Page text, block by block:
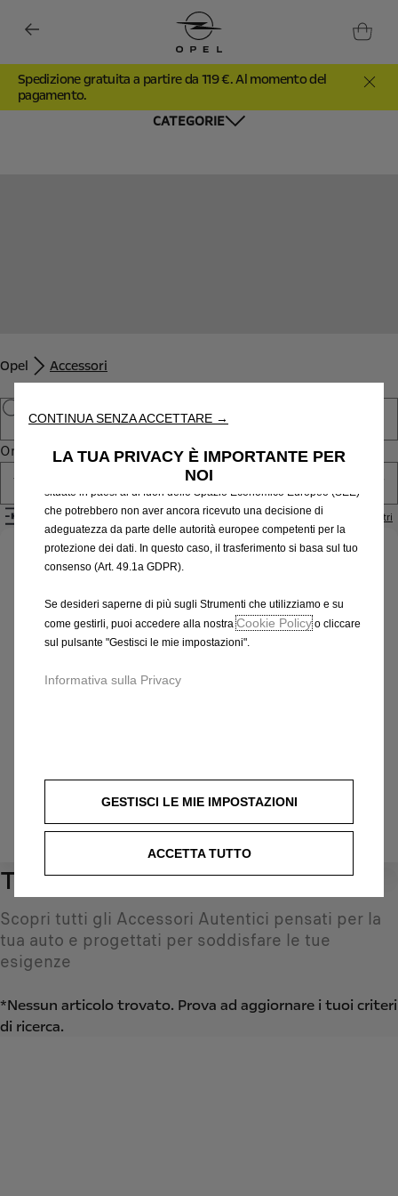
Spedizione gratuita a partire da 119 €. Al momento del
pagamento.
CATEGORIE
Opel Accessori
Ordina per
Tutti i prodotti
Filtri Rimuovi i filtri
Identifica il tuo veicolo
Scegli il metodo per riconoscere il tuo veicolo e inserisci
le informazioni necessarie per visualizzare gli accessori
compatibili.
Modello
IDENTIFICARE IL VEICOLO
Tutti i prodotti
Scopri tutti gli Accessori Autentici pensati per la
tua auto e progettati per soddisfare le tue
esigenze
*Nessun articolo trovato. Prova ad aggiornare i tuoi criteri
di ricerca.
CONTINUA SENZA ACCETTARE →
LA TUA PRIVACY È IMPORTANTE PER
NOI
fondamentali come la sicurezza, la gestione della rete e
risultati di ricerca e, di conseguenza, migliorano ciò che ti
terze parti per inviare pubblicità che sia più pertinente per
te. Alcuni Strumenti potrebbero essere trattati da terze parti
situate in paesi al di fuori dello Spazio Economico Europeo (SEE)
che potrebbero non aver ancora ricevuto una decisione di
adeguatezza da parte delle autorità europee competenti per la
protezione dei dati. In questo caso, il trasferimento si basa sul tuo
consenso (Art. 49.1a GDPR).
Se desideri saperne di più sugli Strumenti che utilizziamo e su
come gestirli, puoi accedere alla nostraCookie Policyo cliccare
sul pulsante "Gestisci le mie impostazioni".
Informativa sulla Privacy
GESTISCI LE MIE IMPOSTAZIONI
ACCETTA TUTTO